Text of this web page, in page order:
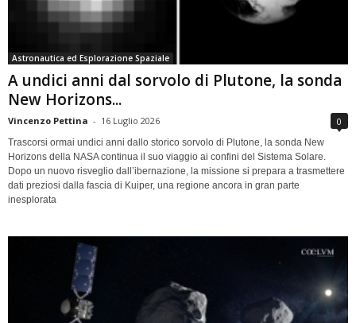
Astronautica ed Esplorazione Spaziale
A undici anni dal sorvolo di Plutone, la sonda
New Horizons...
Vincenzo Pettina - 16 Luglio 2026 0
Trascorsi ormai undici anni dallo storico sorvolo di Plutone, la sonda New
Horizons della NASA continua il suo viaggio ai confini del Sistema Solare.
Dopo un nuovo risveglio dall’ibernazione, la missione si prepara a trasmettere
dati preziosi dalla fascia di Kuiper, una regione ancora in gran parte
inesplorata